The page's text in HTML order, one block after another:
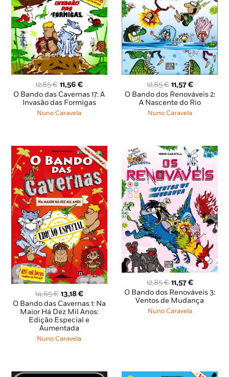
12,85€ O
preço
original
era:
11,56€O
preço
atual
O Bando das Cavernas 17: A
Invasão das Formigas
Nuno Caravela
12,85€ O
preço
original
era:
11,57€O
preço
atual
O Bando dos Renováveis 2:
A Nascente do Rio
Nuno Caravela
14,65€ O
preço
original
era:
14,65 €.
13,18€O
preço
atual
é:
O Bando das Cavernas 1: Na
Maior Há Dez Mil Anos:
Edição Especial e
Aumentada
Nuno Caravela
12,85€ O
preço
original
era:
11,57€O
preço
atual
O Bando dos Renováveis 3:
Ventos de Mudança
Nuno Caravela